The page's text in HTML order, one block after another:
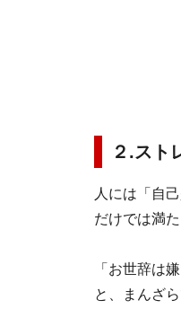
２.スト
人には「自
だけでは満
「お世辞は
と、まんざ